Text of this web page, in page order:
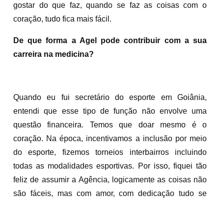
gostar do que faz, quando se faz as coisas com o
coração, tudo fica mais fácil.
De que forma a Agel pode contribuir com a sua
carreira na medicina?
Quando eu fui secretário do esporte em Goiânia,
entendi que esse tipo de função não envolve uma
questão financeira. Temos que doar mesmo é o
coração. Na época, incentivamos a inclusão por meio
do esporte, fizemos torneios interbairros incluindo
todas as modalidades esportivas. Por isso, fiquei tão
feliz de assumir a Agência, logicamente as coisas não
são fáceis, mas com amor, com dedicação tudo se